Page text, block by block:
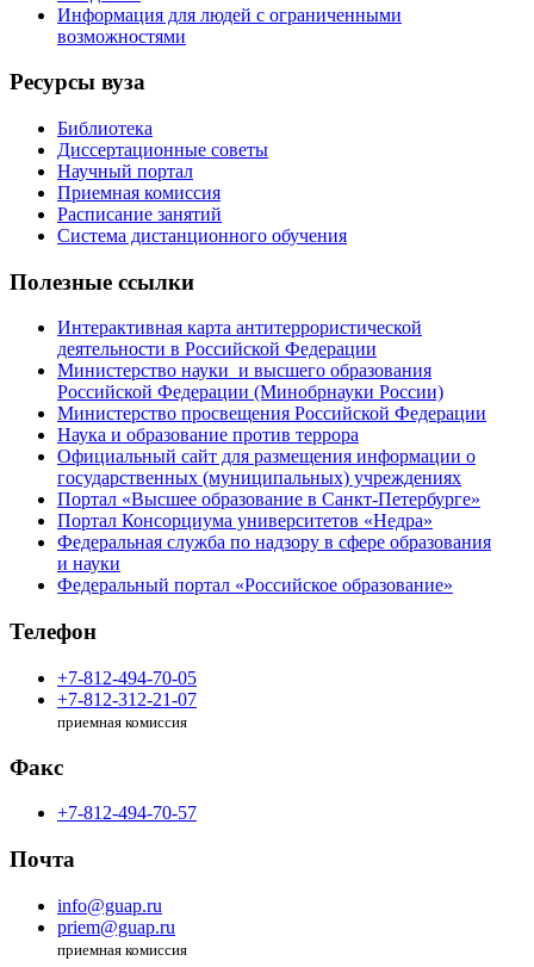
Информация для людей с ограниченными
возможностями
Ресурсы вуза
Библиотека
Диссертационные советы
Научный портал
Приемная комиссия
Расписание занятий
Система дистанционного обучения
Полезные ссылки
Интерактивная карта антитеррористической
деятельности в Российской Федерации
Министерство науки и высшего образования
Российской Федерации (Минобрнауки России)
Министерство просвещения Российской Федерации
Наука и образование против террора
Официальный сайт для размещения информации о
государственных (муниципальных) учреждениях
Портал «Высшее образование в Санкт-Петербурге»
Портал Консорциума университетов «Недра»
Федеральная служба по надзору в сфере образования
и науки
Федеральный портал «Российское образование»
Телефон
+7-812-494-70-05
+7-812-312-21-07
приемная комиссия
Факс
+7-812-494-70-57
Почта
info@guap.ru
priem@guap.ru
приемная комиссия